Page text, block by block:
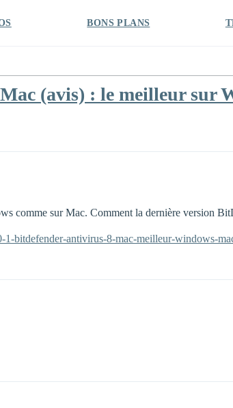
BONS PLANS
(avis) : le meilleur sur
comme sur Mac. Comment la dernière version
bitdefender-antivirus-8-mac-meilleur-windows-